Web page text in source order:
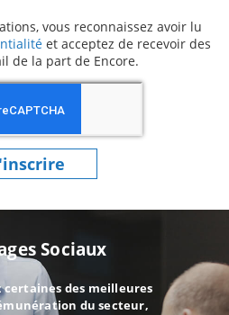
vous reconnaissez avoir lu
(ce contenu s’ouvre dans
et acceptez de recevoir des
de la part de Encore.
Sociaux
certaines des meilleures
du secteur,